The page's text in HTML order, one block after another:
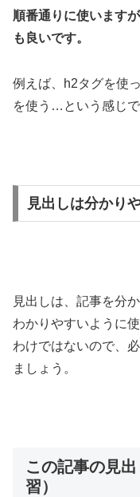
順番通りに使います
も良いです。
例えば、h2タグを使
を使う…という感じ
見出しは分かり
見出しは、記事を分
わかりやすいように
わけではないので、
ましょう。
この記事の見
習）